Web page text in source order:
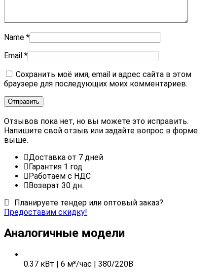
Name *
Email *
Сохранить моё имя, email и адрес сайта в этом
браузере для последующих моих комментариев.
Отзывов пока нет, но вы можете это исправить.
Напишите свой отзыв или задайте вопрос в форме
выше.
Доставка от 7 дней
Гарантия 1 год
Работаем с НДС
Возврат 30 дн.
Планируете тендер или оптовый заказ?
Предоставим скидку!
Аналогичные модели
0.37 кВт | 6 м³/час | 380/220В